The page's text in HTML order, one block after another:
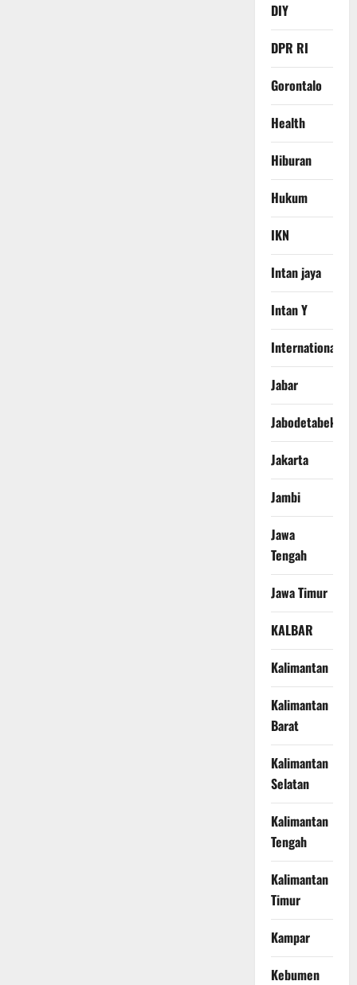
DIY
DPR RI
Gorontalo
Health
Hiburan
Hukum
IKN
Intan jaya
Intan Y
International
Jabar
Jabodetabek
Jakarta
Jambi
Jawa
Tengah
Jawa Timur
KALBAR
Kalimantan
Kalimantan
Barat
Kalimantan
Selatan
Kalimantan
Tengah
Kalimantan
Timur
Kampar
Kebumen